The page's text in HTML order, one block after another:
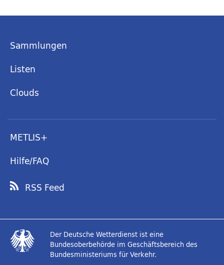
Sammlungen
Listen
Clouds
METLIS+
Hilfe/FAQ
RSS Feed
Der Deutsche Wetterdienst ist eine
Bundesoberbehörde im Geschäftsbereich des
Bundesministeriums für Verkehr.